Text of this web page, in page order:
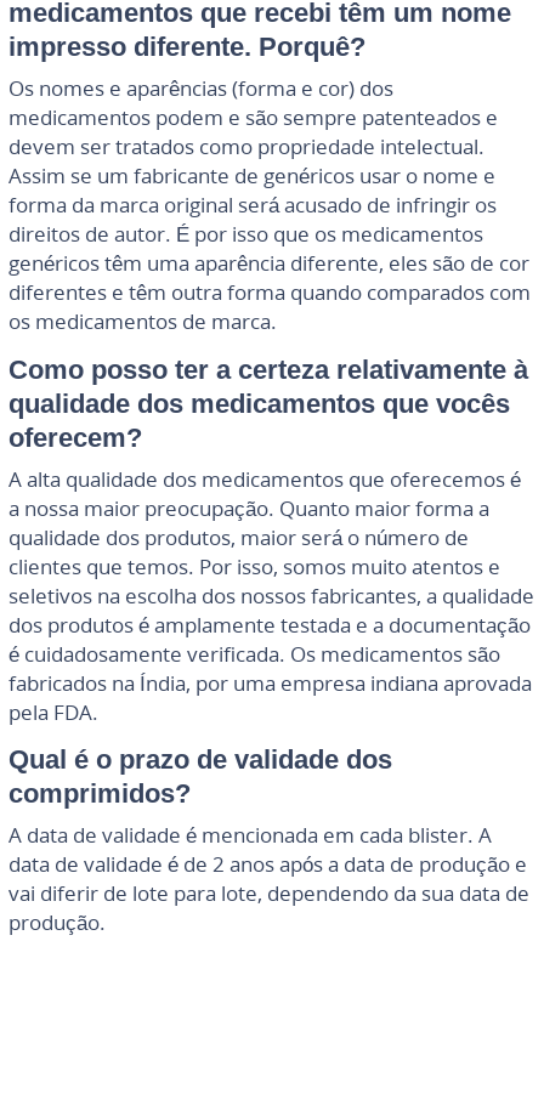
medicamentos que recebi têm um nome
impresso diferente. Porquê?
Os nomes e aparências (forma e cor) dos
medicamentos podem e são sempre patenteados e
devem ser tratados como propriedade intelectual.
Assim se um fabricante de genéricos usar o nome e
forma da marca original será acusado de infringir os
direitos de autor. É por isso que os medicamentos
genéricos têm uma aparência diferente, eles são de cor
diferentes e têm outra forma quando comparados com
os medicamentos de marca.
Como posso ter a certeza relativamente à
qualidade dos medicamentos que vocês
oferecem?
A alta qualidade dos medicamentos que oferecemos é
a nossa maior preocupação. Quanto maior forma a
qualidade dos produtos, maior será o número de
clientes que temos. Por isso, somos muito atentos e
seletivos na escolha dos nossos fabricantes, a qualidade
dos produtos é amplamente testada e a documentação
é cuidadosamente verificada. Os medicamentos são
fabricados na Índia, por uma empresa indiana aprovada
pela FDA.
Qual é o prazo de validade dos
comprimidos?
A data de validade é mencionada em cada blister. A
data de validade é de 2 anos após a data de produção e
vai diferir de lote para lote, dependendo da sua data de
produção.